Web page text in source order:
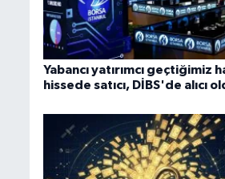
Yabancı yatırımcı geçtiğimiz
hissede satıcı, DİBS'de alıcı